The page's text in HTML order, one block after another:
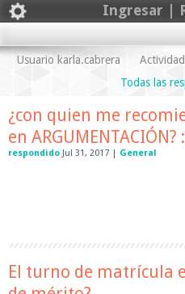
Ingresar |
Usuario karla.cabrera
Todas las
¿con quien me
en ARGUMENTACIÓN?
respondido Jul 31, 2017 | General
El turno de matrícula